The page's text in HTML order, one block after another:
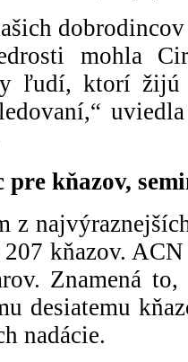
mohla
ľudí, ktorí žijú
pre kňazov,
z
kňazov.
Znamená
desiatemu
nadácie.